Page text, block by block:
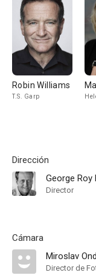
Robin Williams
T.S. Garp
Dirección
George Roy
Director
Cámara
Miroslav
Director de